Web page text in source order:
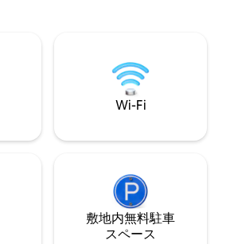
ルがあるリモート
料の清掃サービ
、カヤック、プ
Wi-Fi
敷地内無料駐⁠車
ス⁠ペ⁠ー⁠ス